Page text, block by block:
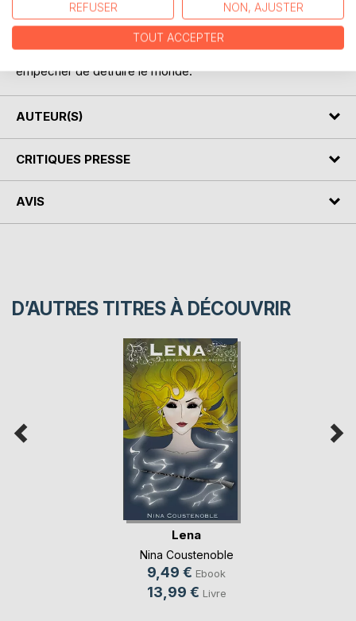
L'histoire de la très grande amitié entre Gila une apprentie
gardienne et Edouard un adolescent comme les autres. Ils
vont devoir affronter les disciples du Diable pour les
empêcher de détruire le monde.
AUTEUR(S)
CRITIQUES PRESSE
AVIS
D’AUTRES TITRES À DÉCOUVRIR
Lena
Nina Coustenoble
9,49 € Ebook
13,99 € Livre
REFUSER NON, AJUSTER
TOUT ACCEPTER